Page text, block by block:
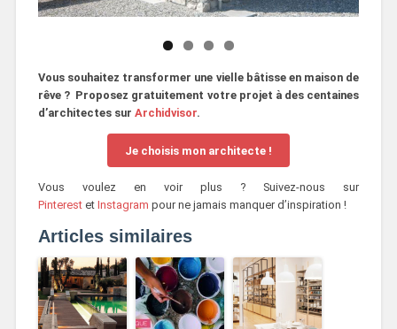
Vous souhaitez transformer une vielle bâtisse en maison de
rêve ? Proposez gratuitement votre projet à des centaines
d’architectes sur Archidvisor.
Je choisis mon architecte !
Vous voulez en voir plus ? Suivez-nous sur
Pinterestet Instagram pour ne jamais manquer d’inspiration !
Articles similaires